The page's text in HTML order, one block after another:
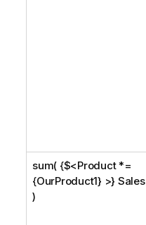
sum( {$<Product *=
{OurProduct1} >} Sales
)